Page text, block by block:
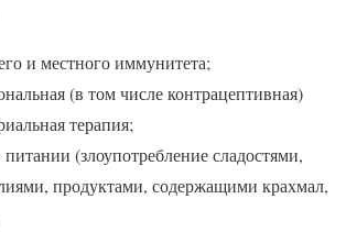
и местного иммунитета;
(в том числе контрацептивная)
терапия;
(злоупотребление сладостями,
продуктами, содержащими крахмал,